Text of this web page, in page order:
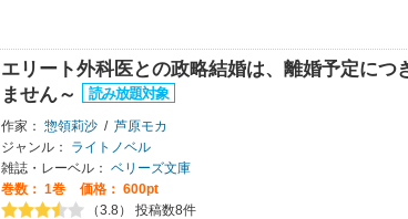
エリート外科医との政略結婚は、離婚予定につ
ません～
作家： 惣領莉沙 / 芦原モカ
ジャンル：
ライトノベル
雑誌・レーベル： ベリーズ文庫
巻数： 1巻
価格： 600pt
（3.8） 投稿数8件